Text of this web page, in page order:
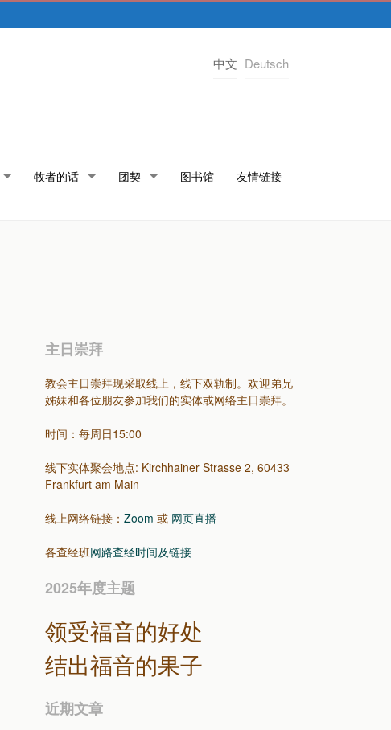
中文 Deutsch
牧者的话 团契 图书馆 友情链接
主日崇拜
教会主日崇拜现采取线上，线下双轨制。欢迎弟兄
姊妹和各位朋友参加我们的实体或网络主日崇拜。
时间：每周日15:00
线下实体聚会地点: Kirchhainer Strasse 2, 60433
Frankfurt am Main
线上网络链接： Zoom 或 网页直播
各查经班网路查经时间及链接
2025年度主题
领受福音的好处
结出福音的果子
近期文章